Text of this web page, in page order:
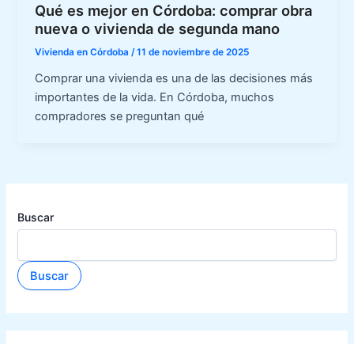
Qué es mejor en Córdoba: comprar obra
nueva o vivienda de segunda mano
Vivienda en Córdoba/11 de noviembre de 2025
Comprar una vivienda es una de las decisiones más
importantes de la vida. En Córdoba, muchos
compradores se preguntan qué
Buscar
Buscar